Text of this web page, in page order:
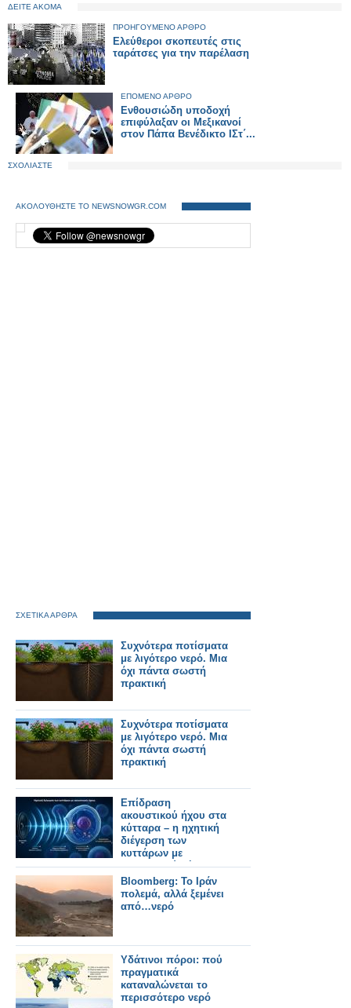
ΔΕΙΤΕ ΑΚΟΜΑ
ΠΡΟΗΓΟΥΜΕΝΟ ΑΡΘΡΟ
Ελεύθεροι σκοπευτές στις
ταράτσες για την παρέλαση
ΕΠΟΜΕΝΟ ΑΡΘΡΟ
Ενθουσιώδη υποδοχή
επιφύλαξαν οι Μεξικανοί
στον Πάπα Βενέδικτο ΙΣτ΄...
ΣΧΟΛΙΑΣΤΕ
ΑΚΟΛΟΥΘΗΣΤΕ ΤΟ NEWSNOWGR.COM
ΣΧΕΤΙΚΑ ΑΡΘΡΑ
Συχνότερα ποτίσματα
με λιγότερο νερό. Μια
όχι πάντα σωστή
πρακτική
Συχνότερα ποτίσματα
με λιγότερο νερό. Μια
όχι πάντα σωστή
πρακτική
Επίδραση
ακουστικού ήχου στα
κύτταρα – η ηχητική
διέγερση των
κυττάρων με
ακουστικούς ήχους
μεταβάλλει τη
γονιδιακή
δραστηριότητα.
Bloomberg: To Ιράν
πολεμά, αλλά ξεμένει
από…νερό
Υδάτινοι πόροι: πού
πραγματικά
καταναλώνεται το
περισσότερο νερό